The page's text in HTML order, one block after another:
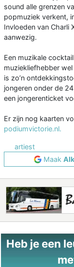
sound alle grenzen
popmuziek verkent,
Invloeden van Charli
aanwezig.
Een muzikale
muziekliefhebber
is zo’n
jongeren onder de
een jongerenticket
Er zijn nog kaarten
podiumvictorie.nl.
artiest
Maak
Heb je een